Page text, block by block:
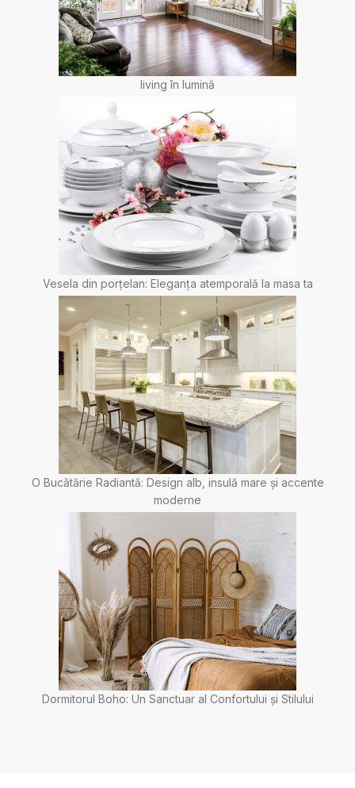
living în lumină
Vesela din porțelan: Eleganța atemporală la masa ta
O Bucătărie Radiantă: Design alb, insulă mare și accente
moderne
Dormitorul Boho: Un Sanctuar al Confortului și Stilului